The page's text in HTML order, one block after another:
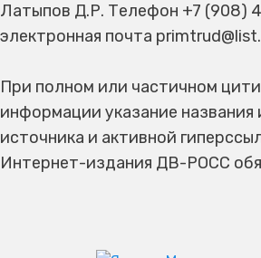
Латыпов Д.Р. Телефон +7 (908)
электронная почта
При полном или частичном
информации указание названия
источника и активной
Интернет-издания ДВ-РОСС